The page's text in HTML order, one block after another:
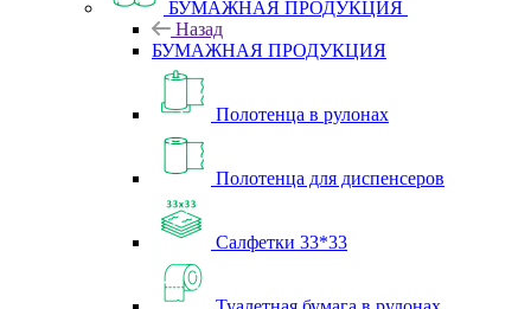
БУМАЖНАЯ ПРОДУКЦИЯ
Назад
БУМАЖНАЯ ПРОДУКЦИЯ
Полотенца в рулонах
Полотенца для диспенсеров
Салфетки 33*33